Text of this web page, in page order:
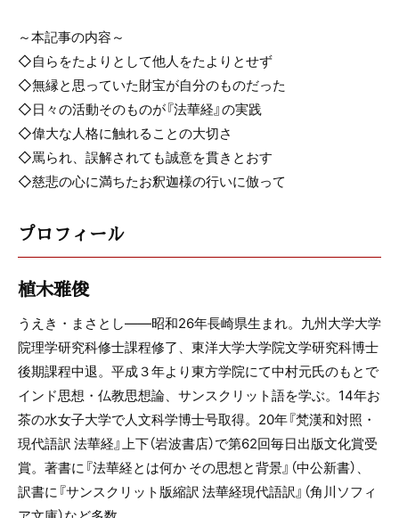
～本記事の内容～
◇自らをたよりとして他人をたよりとせず
◇無縁と思っていた財宝が自分のものだった
◇日々の活動そのものが『法華経』の実践
◇偉大な人格に触れることの大切さ
◇罵られ、誤解されても誠意を貫きとおす
◇慈悲の心に満ちたお釈迦様の行いに倣って
プロフィール
植木雅俊
うえき・まさとし――昭和26年長崎県生まれ。九州大学大学
院理学研究科修士課程修了、東洋大学大学院文学研究科博士
後期課程中退。平成３年より東方学院にて中村元氏のもとで
インド思想・仏教思想論、サンスクリット語を学ぶ。14年お
茶の水女子大学で人文科学博士号取得。20年『梵漢和対照・
現代語訳 法華経』上下（岩波書店）で第62回毎日出版文化賞受
賞。著書に『法華経とは何か その思想と背景』（中公新書）、
訳書に『サンスクリット版縮訳 法華経現代語訳』（角川ソフィ